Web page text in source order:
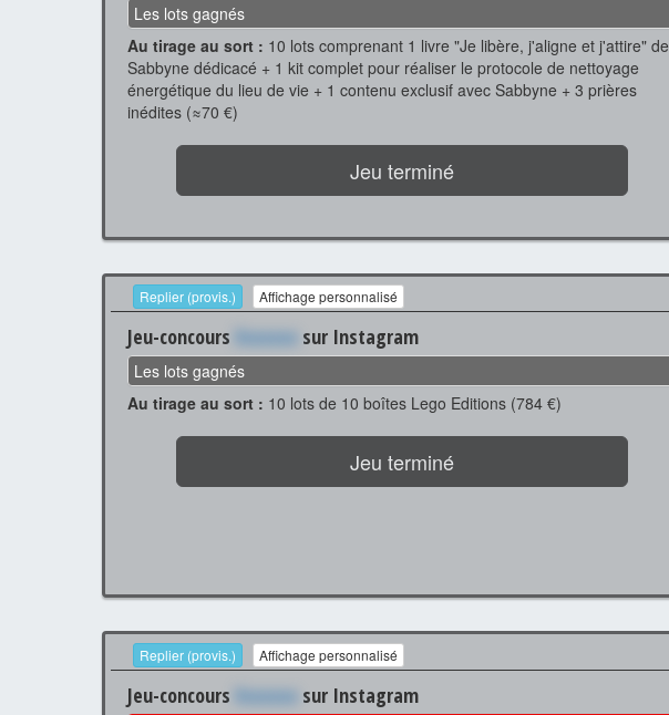
Les lots gagnés
Au tirage au sort : 10 lots comprenant 1 livre "Je libère, j'aligne et j'attire" de
Sabbyne dédicacé + 1 kit complet pour réaliser le protocole de nettoyage
énergétique du lieu de vie + 1 contenu exclusif avec Sabbyne + 3 prières
inédites (≈70 €)
Jeu terminé
Replier (provis.) Affichage personnalisé
Jeu-concours Xxxxxxx sur Instagram
Les lots gagnés
Au tirage au sort : 10 lots de 10 boîtes Lego Editions (784 €)
Jeu terminé
Replier (provis.) Affichage personnalisé
Jeu-concours Xxxxxxx sur Instagram